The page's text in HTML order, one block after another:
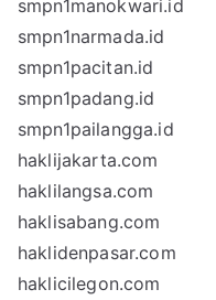
smpn1manokwari.id
smpn1narmada.id
smpn1pacitan.id
smpn1padang.id
smpn1pailangga.id
haklijakarta.com
haklilangsa.com
haklisabang.com
haklidenpasar.com
haklicilegon.com